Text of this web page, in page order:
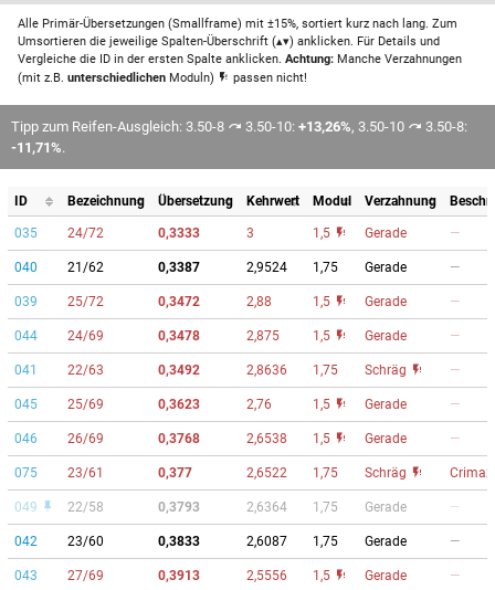
Alle Primär-Übersetzungen (Smallframe) mit ±15%, sortiert kurz nach lang. Zum
Umsortieren die jeweilige Spalten-Überschrift (▴▾) anklicken. Für Details und
Vergleiche die ID in der ersten Spalte anklicken. Achtung: Manche Verzahnungen
(mit z.B. unterschiedlichen Moduln) passen nicht!
Tipp zum Reifen-Ausgleich: 3.50-8 3.50-10: +13,26%, 3.50-10
3.50-8:
-11,71%.
ID Bezeichnung Übersetzung Kehrwert Modul Verzahnung
035 24/72 0,3333 3 1,5 Gerade —
040 21/62 0,3387 2,9524 1,75 Gerade —
039 25/72 0,3472 2,88 1,5 Gerade —
044 24/69 0,3478 2,875 1,5 Gerade —
041 22/63 0,3492 2,8636 1,75 Schräg —
045 25/69 0,3623 2,76 1,5 Gerade —
046 26/69 0,3768 2,6538 1,5 Gerade —
075 23/61 0,377 2,6522 1,75 Schräg
049 22/58 0,3793 2,6364 1,75 Gerade —
042 23/60 0,3833 2,6087 1,75 Gerade —
043 27/69 0,3913 2,5556 1,5 Gerade —